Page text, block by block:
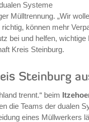
Systeme
Mülltrennung. „Wir
können mehr
bei und helfen, wichtige
Kreis Steinburg.
Steinburg
trennt.“ beim
die Teams der dualen
eines Müllwerkers